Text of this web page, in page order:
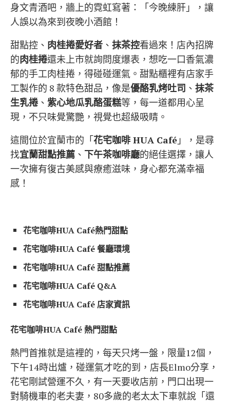
身文青酒吧，牆上的霓虹寫著：「今晚練肝」，讓
人誤以為來到夜晚小酒館！
甜點控、 肉桂捲愛好者 、 抹茶控看過來！店內招牌
的肉桂捲還未上市就詢問度爆表，想吃一口香氣濃
郁的手工肉桂捲，得碰碰運氣。甜點櫃裡有店家手
工製作的 8 款特色甜品，像是優酪乳烤吐司 、 抹茶
生乳捲、 紫心地瓜乳酪蛋糕等，每一道都用心呈
現，不只味覺驚艷，視覺也超級吸睛。
這間位於宜蘭市的「花宅咖啡 HUA Café 」，是尋
找宜蘭甜點推薦 、 下午茶咖啡廳的絕佳選擇，讓人
一次擁有復古美感與療癒滋味，身心都充滿幸福
感！
花宅咖啡HUA Café熱門甜點
花宅咖啡HUA Café餐廳環境
花宅咖啡HUA Café甜點推薦
花宅咖啡HUA Café Q&A
花宅咖啡HUA Café 店家資訊
花宅咖啡HUA Café 熱門甜點
熱門首推就是這裡的，每天只烤一盤，限量12個，
下午14時出爐，碰運氣才吃的到，店長Elmo分享，
花宅剛試營運不久，有一天要收店前，門口出現一
對騎機車的老夫妻，80多歲的老太太下車就說「還